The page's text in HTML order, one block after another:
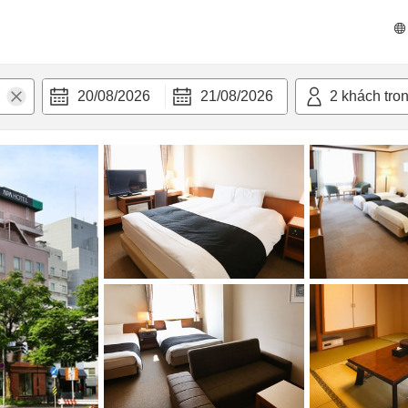
20/08/2026 21/08/2026 2 khách
nghi